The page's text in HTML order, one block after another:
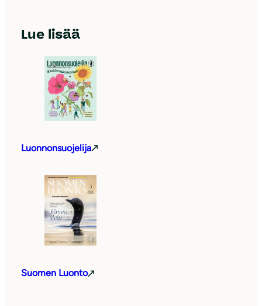
Lue lisää
Luonnonsuojelija
Suomen Luonto